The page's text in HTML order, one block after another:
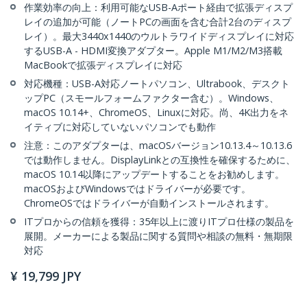
作業効率の向上：利用可能なUSB-Aポート経由で拡張ディスプ
レイの追加が可能（ノートPCの画面を含む合計2台のディスプ
レイ）。最大3440x1440のウルトラワイドディスプレイに対応
するUSB-A - HDMI変換アダプター。Apple M1/M2/M3搭載
MacBookで拡張ディスプレイに対応
対応機種：USB-A対応ノートパソコン、Ultrabook、デスクト
ップPC（スモールフォームファクター含む）。Windows、
macOS 10.14+、ChromeOS、Linuxに対応。尚、4K出力をネ
イティブに対応していないパソコンでも動作
注意：このアダプターは、macOSバージョン10.13.4～10.13.6
では動作しません。DisplayLinkとの互換性を確保するために、
macOS 10.14以降にアップデートすることをお勧めします。
macOSおよびWindowsではドライバーが必要です。
ChromeOSではドライバーが自動インストールされます。
ITプロからの信頼を獲得：35年以上に渡りITプロ仕様の製品を
展開。メーカーによる製品に関する質問や相談の無料・無期限
対応
¥ 19,799 JPY